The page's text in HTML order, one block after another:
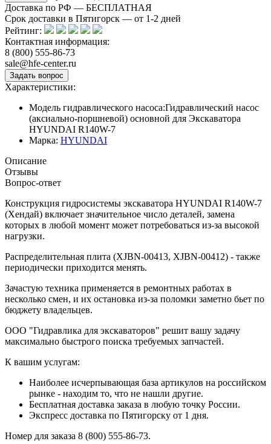
Доставка по РФ — БЕСПЛАТНАЯ
Срок доставки в Пятигорск — от 1-2 дней
Рейтинг:
Контактная информация:
8 (800) 555-86-73
sale@hfe-center.ru
Характеристики:
Модель гидравлического насоса:Гидравлический насос
(аксиально-поршневой) основной для Экскаватора
HYUNDAI R140W-7
Марка: HYUNDAI
Описание
Отзывы
Вопрос-ответ
Конструкция гидросистемы экскаватора HYUNDAI R140W-7
(Хендай) включает значительное число деталей, замена
которых в любой момент может потребоваться из-за высокой
нагрузки.
Распределительная плита (XJBN-00413, XJBN-00412) - также
периодически приходится менять.
Зачастую техника применяется в ремонтных работах в
несколько смен, и их остановка из-за поломки заметно бьет по
бюджету владельцев.
ООО "Гидравлика для экскаваторов" решит вашу задачу
максимально быстрого поиска требуемых запчастей.
К вашим услугам:
Наиболее исчерпывающая база артикулов на российском
рынке - находим то, что не нашли другие.
Бесплатная доставка заказа в любую точку России.
Экспресс доставка по Пятигорску от 1 дня.
Номер для заказа 8 (800) 555-86-73.